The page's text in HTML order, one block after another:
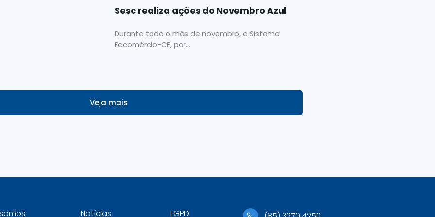
Sesc realiza ações do Novembro Azul
Durante todo o mês de novembro, o Sistema
Fecomércio-CE, por...
Veja mais
Notícias LGPD